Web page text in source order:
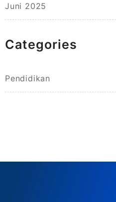
Juni 2025
Categories
Pendidikan